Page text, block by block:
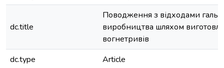
dc.title
Поводження з відходами
виробництва шляхом
вогнетривів
dc.type
Article